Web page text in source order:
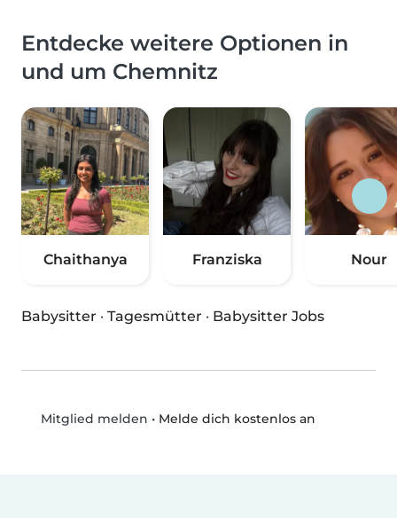
Entdecke weitere Optionen in
und um Chemnitz
Chaithanya Franziska Nour
Babysitter · Tagesmütter · Babysitter Jobs
Mitglied melden • Melde dich kostenlos an